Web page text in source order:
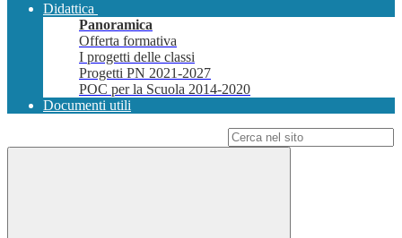
Didattica
Panoramica
Offerta formativa
I progetti delle classi
Progetti PN 2021-2027
POC per la Scuola 2014-2020
Documenti utili